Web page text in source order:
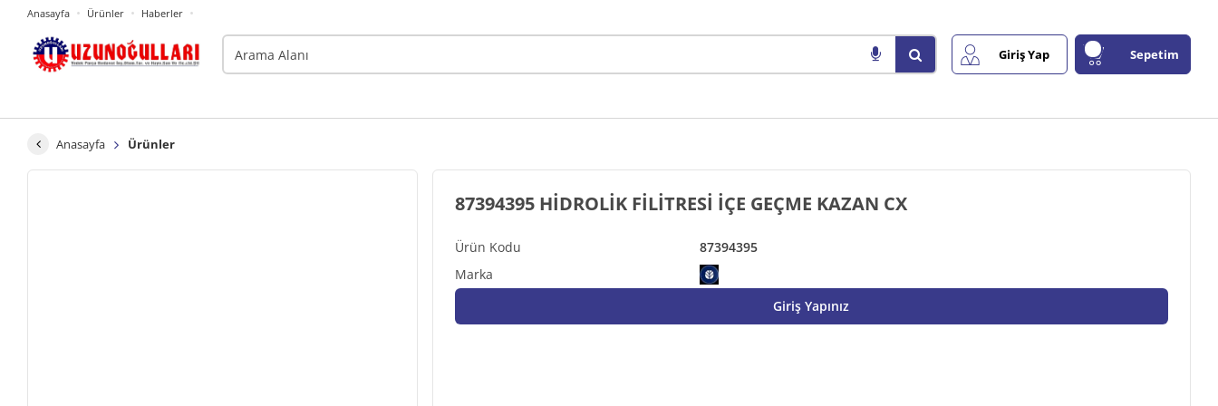
Anasayfa Ürünler Haberler
Giriş Yap Sepetim
Anasayfa Ürünler
87394395
87394395 HİDROLİK FİLİTRESİ İÇE GEÇME KAZAN CX
Giriş Yapınız